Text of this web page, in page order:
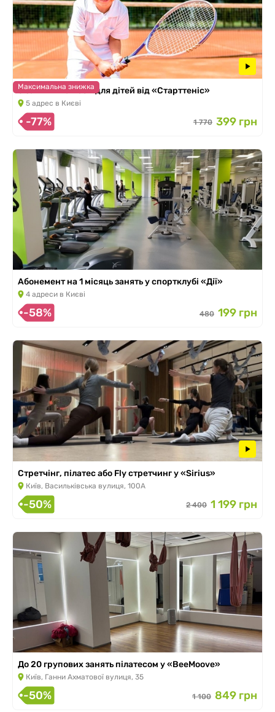
Максимальна знижка
3 заняття тенісом для дітей від «Старттеніс»
5 адрес в Києві
-77% 1 770 399 грн
Абонемент на 1 місяць занять у спортклубі «Дії»
4 адреси в Києві
-58% 480 199 грн
Стретчінг, пілатес або Fly стретчинг у «Sirius»
Київ, Васильківська вулиця, 100А
-50% 2 400 1 199 грн
До 20 групових занять пілатесом у «BeeMoove»
Київ, Ганни Ахматової вулиця, 35
-50% 1 100 849 грн